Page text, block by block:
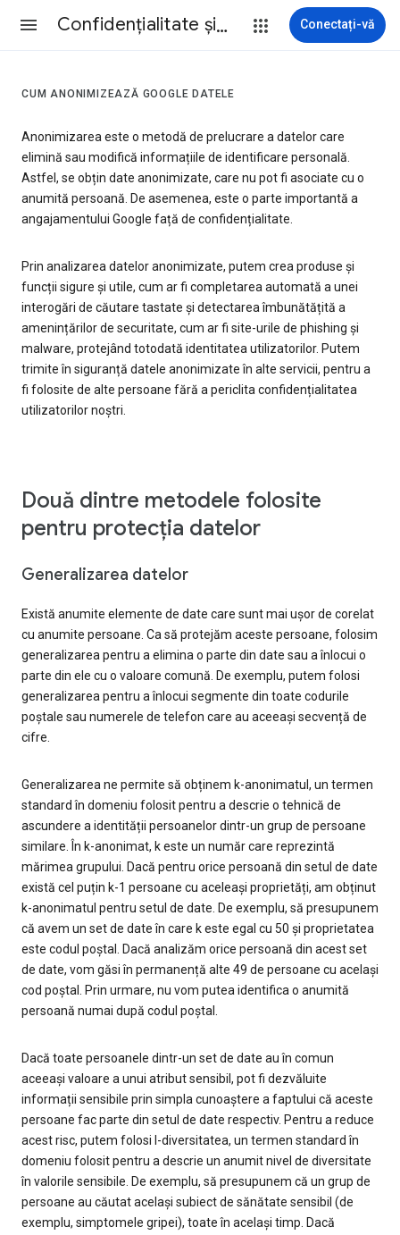
Confidenţialitate şi termeni Conectați-vă
CUM ANONIMIZEAZĂ GOOGLE DATELE
Anonimizarea este o metodă de prelucrare a datelor care
elimină sau modifică informațiile de identificare personală.
Astfel, se obțin date anonimizate, care nu pot fi asociate cu o
anumită persoană. De asemenea, este o parte importantă a
angajamentului Google față de confidențialitate.
Prin analizarea datelor anonimizate, putem crea produse și
funcții sigure și utile, cum ar fi completarea automată a unei
interogări de căutare tastate și detectarea îmbunătățită a
amenințărilor de securitate, cum ar fi site-urile de phishing și
malware, protejând totodată identitatea utilizatorilor. Putem
trimite în siguranță datele anonimizate în alte servicii, pentru a
fi folosite de alte persoane fără a periclita confidențialitatea
utilizatorilor noștri.
Două dintre metodele folosite
pentru protecția datelor
Generalizarea datelor
Există anumite elemente de date care sunt mai ușor de corelat
cu anumite persoane. Ca să protejăm aceste persoane, folosim
generalizarea pentru a elimina o parte din date sau a înlocui o
parte din ele cu o valoare comună. De exemplu, putem folosi
generalizarea pentru a înlocui segmente din toate codurile
poștale sau numerele de telefon care au aceeași secvență de
cifre.
Generalizarea ne permite să obținem k-anonimatul, un termen
standard în domeniu folosit pentru a descrie o tehnică de
ascundere a identității persoanelor dintr-un grup de persoane
similare. În k-anonimat, k este un număr care reprezintă
mărimea grupului. Dacă pentru orice persoană din setul de date
există cel puțin k-1 persoane cu aceleași proprietăți, am obținut
k-anonimatul pentru setul de date. De exemplu, să presupunem
că avem un set de date în care k este egal cu 50 și proprietatea
este codul poștal. Dacă analizăm orice persoană din acest set
de date, vom găsi în permanență alte 49 de persoane cu același
cod poștal. Prin urmare, nu vom putea identifica o anumită
persoană numai după codul poștal.
Dacă toate persoanele dintr-un set de date au în comun
aceeași valoare a unui atribut sensibil, pot fi dezvăluite
informații sensibile prin simpla cunoaștere a faptului că aceste
persoane fac parte din setul de date respectiv. Pentru a reduce
acest risc, putem folosi l-diversitatea, un termen standard în
domeniu folosit pentru a descrie un anumit nivel de diversitate
în valorile sensibile. De exemplu, să presupunem că un grup de
persoane au căutat același subiect de sănătate sensibil (de
exemplu, simptomele gripei), toate în același timp. Dacă